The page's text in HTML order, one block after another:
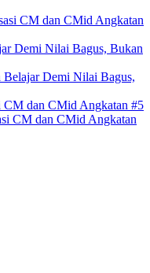
CM dan CMid Angkatan
Demi Nilai Bagus, Bukan
Belajar Demi Nilai Bagus,
dan CMid Angkatan #5
CM dan CMid Angkatan